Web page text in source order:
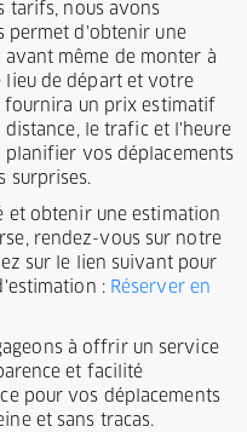
tarifs, nous avons
permet d'obtenir une
même de monter à
lieu de départ et votre
fournira un prix estimatif
distance, le trafic et l'heure
planifier vos déplacements
surprises.
et obtenir une estimation
rendez-vous sur notre
sur le lien suivant pour
: Réserver en
à offrir un service
et facilité
pour vos déplacements
et sans tracas.